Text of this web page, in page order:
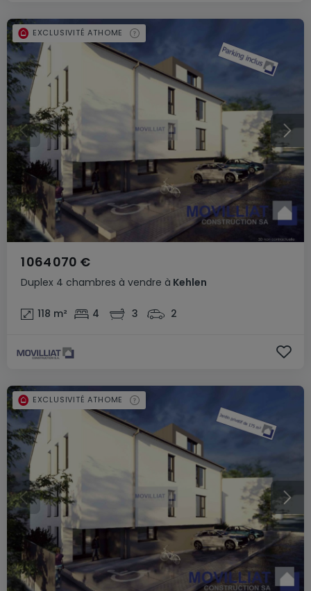
Duplex 4 chambres à vendre à Kehlen
1 064 070 €
118 m² 4 3 2
EXCLUSIVITÉ ATHOME
EXCLUSIVITÉ ATHOME